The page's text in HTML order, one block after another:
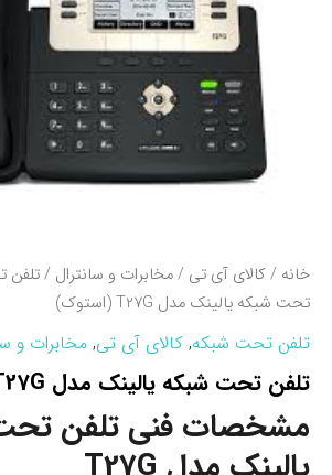
خانه /کالای آی تی /مخابرات و سانترال /
تحت شبکه یالینک مدل T27G (استوک)
تلفن تحت شبکه, کالای آی تی, مخابرات و
تلفن تحت شبکه یالینک مدل T27G (استوک)
مشخصات فنی تلفن